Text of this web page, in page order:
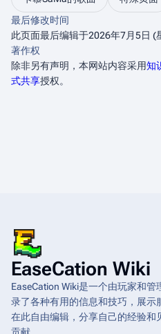
最后修改时间
此页面最后编辑于2026年7月5日 (
著作权
除非另有声明，本网站内容采用知
式共享授权。
EaseCation Wiki
EaseCation Wiki是一个由玩家和
录了各种有用的信息和技巧，展示
在此自由编辑，分享自己的经验和